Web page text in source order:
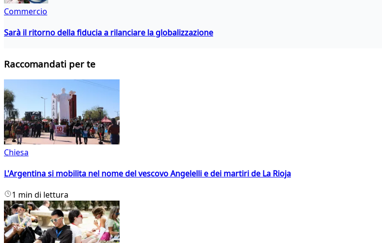
Commercio
Sarà il ritorno della fiducia a rilanciare la globalizzazione
Raccomandati per te
Chiesa
L'Argentina si mobilita nel nome del vescovo Angelelli e dei martiri de La Rioja
1 min di lettura